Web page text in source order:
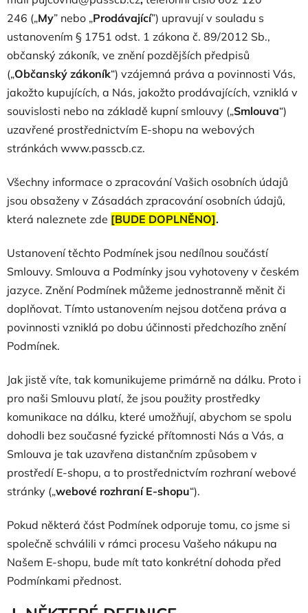
246 („My” nebo „Prodávající”) upravují v souladu s
ustanovením § 1751 odst. 1 zákona č. 89/2012 Sb.,
občanský zákoník, ve znění pozdějších předpisů
(„Občanský zákoník“) vzájemná práva a povinnosti Vás,
jakožto kupujících, a Nás, jakožto prodávajících, vzniklá v
souvislosti nebo na základě kupní smlouvy („Smlouva“)
uzavřené prostřednictvím E-shopu na webových
stránkách www.passcb.cz.
Všechny informace o zpracování Vašich osobních údajů
jsou obsaženy v Zásadách zpracování osobních údajů,
která naleznete zde [BUDE DOPLNĚNO].
Ustanovení těchto Podmínek jsou nedílnou součástí
Smlouvy. Smlouva a Podmínky jsou vyhotoveny v českém
jazyce. Znění Podmínek můžeme jednostranně měnit či
doplňovat. Tímto ustanovením nejsou dotčena práva a
povinnosti vzniklá po dobu účinnosti předchozího znění
Podmínek.
Jak jistě víte, tak komunikujeme primárně na dálku. Proto i
pro naši Smlouvu platí, že jsou použity prostředky
komunikace na dálku, které umožňují, abychom se spolu
dohodli bez současné fyzické přítomnosti Nás a Vás, a
Smlouva je tak uzavřena distančním způsobem v
prostředí E-shopu, a to prostřednictvím rozhraní webové
stránky („webové rozhraní E-shopu“).
Pokud některá část Podmínek odporuje tomu, co jsme si
společně schválili v rámci procesu Vašeho nákupu na
Našem E-shopu, bude mít tato konkrétní dohoda před
Podmínkami přednost.